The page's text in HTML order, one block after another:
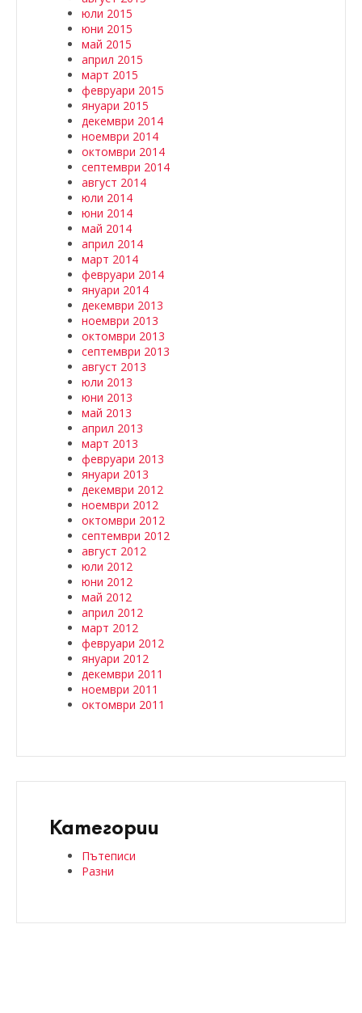
юли 2015
юни 2015
май 2015
април 2015
март 2015
февруари 2015
януари 2015
декември 2014
ноември 2014
октомври 2014
септември 2014
август 2014
юли 2014
юни 2014
май 2014
април 2014
март 2014
февруари 2014
януари 2014
декември 2013
ноември 2013
октомври 2013
септември 2013
август 2013
юли 2013
юни 2013
май 2013
април 2013
март 2013
февруари 2013
януари 2013
декември 2012
ноември 2012
октомври 2012
септември 2012
август 2012
юли 2012
юни 2012
май 2012
април 2012
март 2012
февруари 2012
януари 2012
декември 2011
ноември 2011
октомври 2011
Категории
Пътеписи
Разни